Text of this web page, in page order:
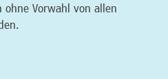
ohne Vorwahl von allen